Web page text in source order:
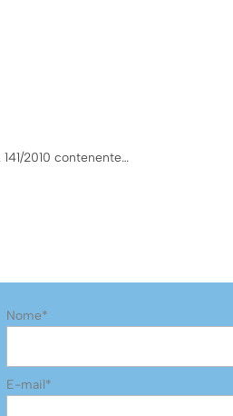
2010 contenente…
Nome*
E-mail*